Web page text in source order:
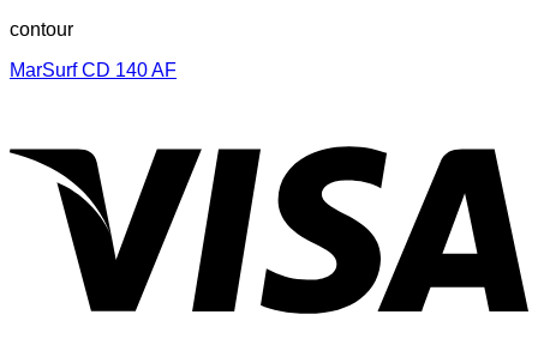
contour
MarSurf CD 140 AF